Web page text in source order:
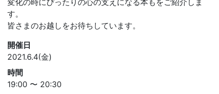
す。
皆さまのお越しをお待ちしています。
開催日
2021.6.4(金)
時間
19:00 〜 20:30